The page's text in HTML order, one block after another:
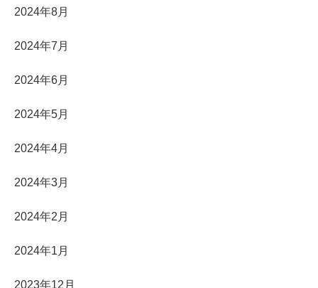
2024年8月
2024年7月
2024年6月
2024年5月
2024年4月
2024年3月
2024年2月
2024年1月
2023年12月